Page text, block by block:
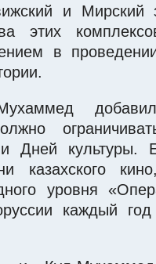
и Мирский
этих
в
Дней культуры.
казахского
уровня
каждый